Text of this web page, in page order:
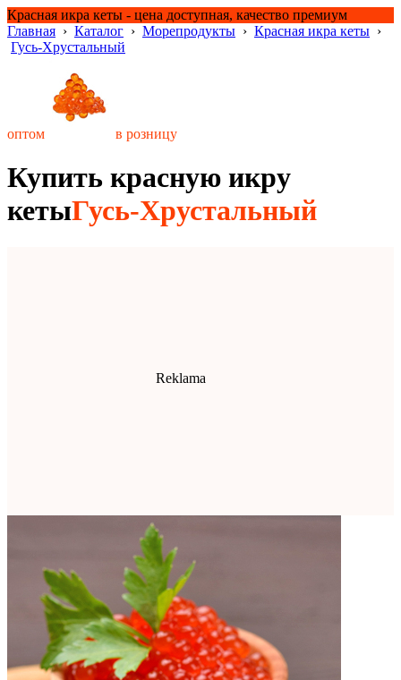
Красная икра кеты - цена доступная, качество премиум
Главная › Каталог › Морепродукты › Красная икра кеты ›
Гусь-Хрустальный
оптом в розницу
Купить красную икру
кетыГусь-Хрустальный